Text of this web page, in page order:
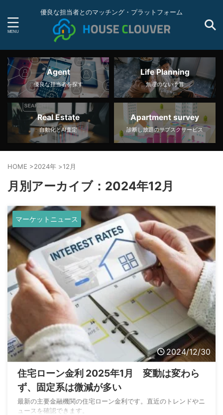
優良な担当者とのマッチング・プラットフォーム
Agent
優良な担当者を探す
Life Planning
無理のない予算
Real Estate
自動化とAI査定
Apartment survey
診断し放題のサブスクサービス
HOME >2024年 >12月
月別アーカイブ：2024年12月
マーケットニュース
2024/12/30
住宅ローン金利 2025年1月 変動は変わら
ず、固定系は微減が多い
最新の主要金融機関の住宅ローン金利です。直近のトレンドやニ
ュースを確認できます。